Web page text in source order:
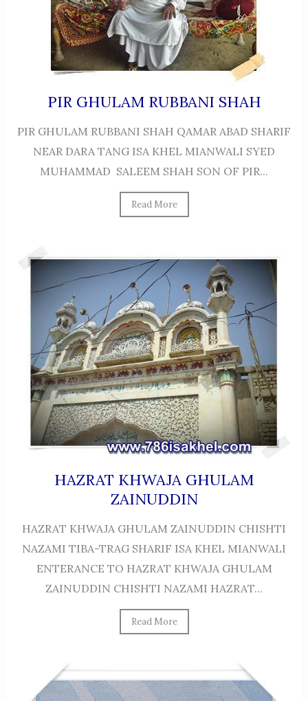
PIR GHULAM RUBBANI SHAH
PIR GHULAM RUBBANI SHAH QAMAR ABAD SHARIF
NEAR DARA TANG ISA KHEL MIANWALI SYED
MUHAMMAD SALEEM SHAH SON OF PIR...
Read More
HAZRAT KHWAJA GHULAM
ZAINUDDIN
HAZRAT KHWAJA GHULAM ZAINUDDIN CHISHTI
NAZAMI TIBA-TRAG SHARIF ISA KHEL MIANWALI
ENTERANCE TO HAZRAT KHWAJA GHULAM
ZAINUDDIN CHISHTI NAZAMI HAZRAT...
Read More